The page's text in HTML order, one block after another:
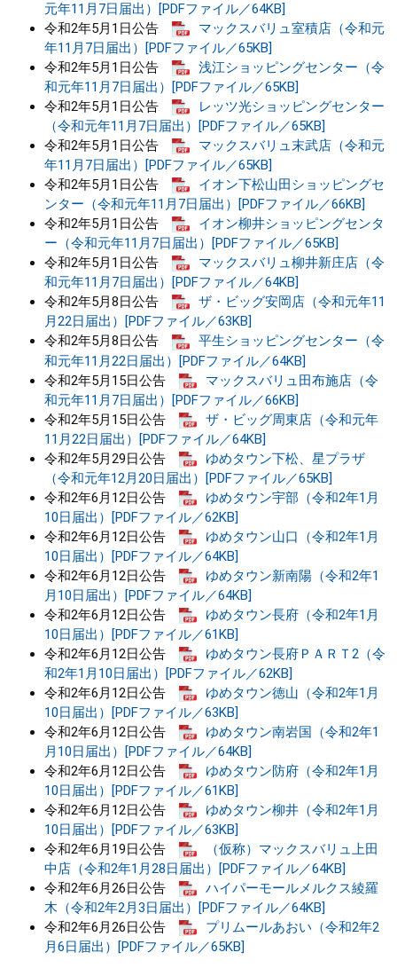
元年11月7日届出）[PDFファイル／64KB]
令和2年5月1日公告
マックスバリュ室積店（令和元
年11月7日届出）[PDFファイル／65KB]
令和2年5月1日公告
浅江ショッピングセンター（令
和元年11月7日届出）[PDFファイル／65KB]
令和2年5月1日公告
レッツ光ショッピングセンター
（令和元年11月7日届出）[PDFファイル／65KB]
令和2年5月1日公告
マックスバリュ末武店（令和元
年11月7日届出）[PDFファイル／65KB]
令和2年5月1日公告
イオン下松山田ショッピングセ
ンター（令和元年11月7日届出）[PDFファイル／66KB]
令和2年5月1日公告
イオン柳井ショッピングセンタ
ー（令和元年11月7日届出）[PDFファイル／65KB]
令和2年5月1日公告
マックスバリュ柳井新庄店（令
和元年11月7日届出）[PDFファイル／64KB]
令和2年5月8日公告
ザ・ビッグ安岡店（令和元年11
月22日届出）[PDFファイル／63KB]
令和2年5月8日公告
平生ショッピングセンター（令
和元年11月22日届出）[PDFファイル／64KB]
令和2年5月15日公告
マックスバリュ田布施店（令
和元年11月7日届出）[PDFファイル／66KB]
令和2年5月15日公告
ザ・ビッグ周東店（令和元年
11月22日届出）[PDFファイル／64KB]
令和2年5月29日公告
ゆめタウン下松、星プラザ
（令和元年12月20日届出）[PDFファイル／65KB]
令和2年6月12日公告
ゆめタウン宇部（令和2年1月
10日届出）[PDFファイル／62KB]
令和2年6月12日公告
ゆめタウン山口（令和2年1月
10日届出）[PDFファイル／64KB]
令和2年6月12日公告
ゆめタウン新南陽（令和2年1
月10日届出）[PDFファイル／64KB]
令和2年6月12日公告
ゆめタウン長府（令和2年1月
10日届出）[PDFファイル／61KB]
令和2年6月12日公告
ゆめタウン長府ＰＡＲＴ2（令
和2年1月10日届出）[PDFファイル／62KB]
令和2年6月12日公告
ゆめタウン徳山（令和2年1月
10日届出）[PDFファイル／63KB]
令和2年6月12日公告
ゆめタウン南岩国（令和2年1
月10日届出）[PDFファイル／64KB]
令和2年6月12日公告
ゆめタウン防府（令和2年1月
10日届出）[PDFファイル／61KB]
令和2年6月12日公告
ゆめタウン柳井（令和2年1月
10日届出）[PDFファイル／63KB]
令和2年6月19日公告
（仮称）マックスバリュ上田
中店（令和2年1月28日届出）[PDFファイル／64KB]
令和2年6月26日公告
ハイパーモールメルクス綾羅
木（令和2年2月3日届出）[PDFファイル／64KB]
令和2年6月26日公告
プリムールあおい（令和2年2
月6日届出）[PDFファイル／65KB]